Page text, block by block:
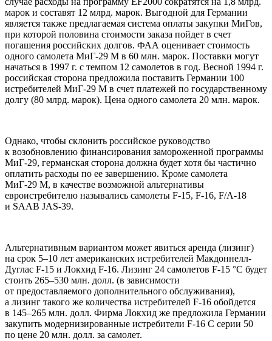
марок и составят 12 млрд. марок. Выгодной для Германии
является также предлагаемая система оплаты закупки МиГов,
при которой половина стоимости заказа пойдет в счет
погашения российских долгов. ФАА оценивает стоимость
одного самолета МиГ-29 М в 60 млн. марок. Поставки могут
начаться в 1997 г. с темпом 12 самолетов в год. Весной 1994 г.
российская сторона предложила поставить Германии 100
истребителей МиГ-29 М в счет платежей по государственному
долгу (80 млрд. марок). Цена одного самолета 20 млн. марок.
Однако, чтобы склонить российское руководство
к возобновлению финансирования замороженной программы
МиГ-29, германская сторона должна будет хотя бы частично
оплатить расходы по ее завершению. Кроме самолета
МиГ-29 М, в качестве возможной альтернативы
евроистребителю назывались самолеты F-15, F-16, F/A-18
и SAAB JAS-39.
Альтернативным вариантом может явиться аренда (лизинг)
на срок 5–10 лет американских истребителей Макдоннелл-
Дуглас F-15 и Локхид F-16. Лизинг 24 самолетов F-15 °C будет
стоить 265–530 млн. долл. (в зависимости
от предоставляемого дополнительного обслуживания),
а лизинг такого же количества истребителей F-16 обойдется
в 145–265 млн. долл. Фирма Локхид же предложила Германии
закупить модернизированные истребители F-16 C серии 50
по цене 20 млн. долл. за самолет.